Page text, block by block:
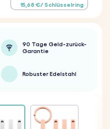
15,68 €/ Schlüsselring
90 Tage Geld-zurück-
Garantie
Robuster Edelstahl